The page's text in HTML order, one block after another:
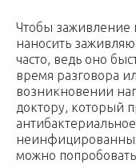
Чтобы заживление
наносить
часто, ведь оно
время разговора
возникновении
доктору, который
можно